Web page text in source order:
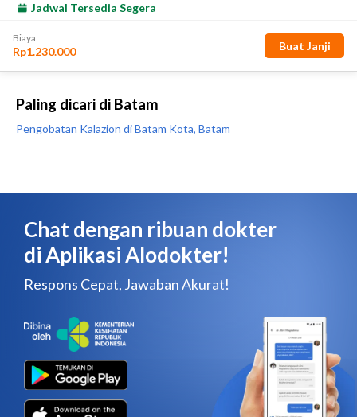
Paling dicari di Batam
Pengobatan Kalazion di Batam Kota, Batam